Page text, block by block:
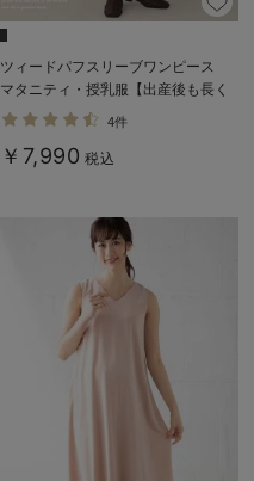
ツィードパフスリーブワンピース
マタニティ・授乳服【出産後も長く
使える】
4件
￥7,990 税込